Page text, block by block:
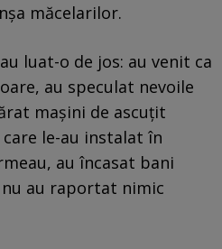
măcelarilor.
luat-o de jos: au venit ca
au speculat nevoile
mașini de ascuțit
le-au instalat în
au încasat bani
au raportat nimic